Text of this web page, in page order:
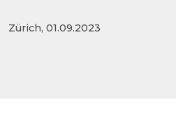
Zürich, 01.09.2023